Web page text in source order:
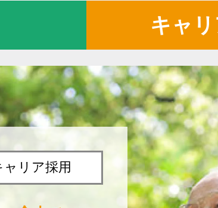
キャ
ャリア採用